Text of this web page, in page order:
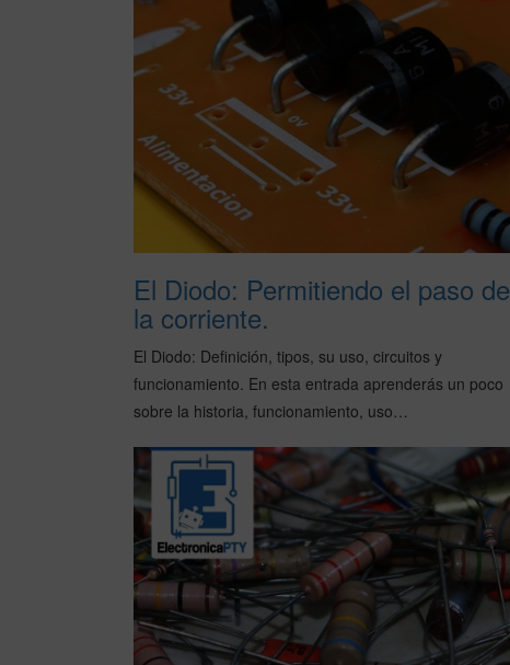
El Diodo: Permitiendo el paso de
la corriente.
El Diodo: Definición, tipos, su uso, circuitos y
funcionamiento. En esta entrada aprenderás un poco
sobre la historia, funcionamiento, uso…